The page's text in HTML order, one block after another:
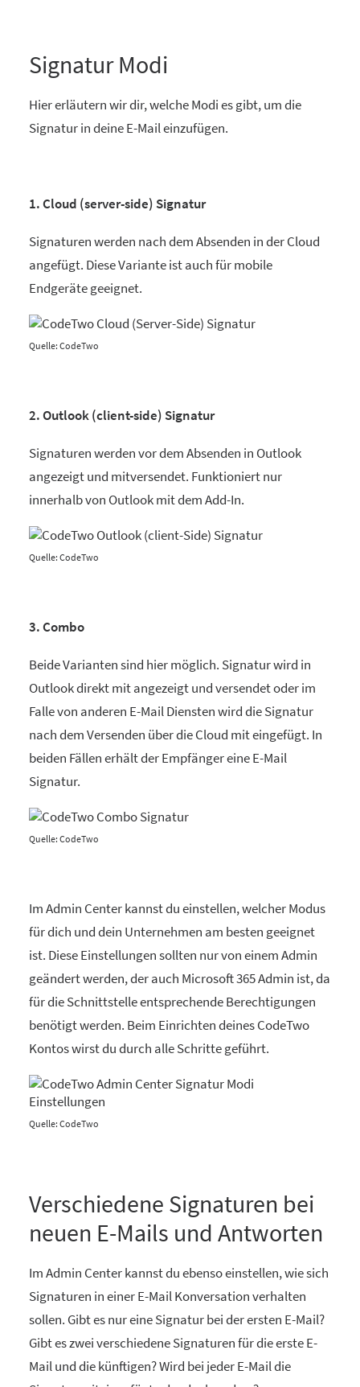
Signatur Modi
Hier erläutern wir dir, welche Modi es gibt, um die
Signatur in deine E-Mail einzufügen.
1. Cloud (server-side) Signatur
Signaturen werden nach dem Absenden in der Cloud
angefügt. Diese Variante ist auch für mobile
Endgeräte geeignet.
Quelle: CodeTwo
2. Outlook (client-side) Signatur
Signaturen werden vor dem Absenden in Outlook
angezeigt und mitversendet. Funktioniert nur
innerhalb von Outlook mit dem Add-In.
Quelle: CodeTwo
3. Combo
Beide Varianten sind hier möglich. Signatur wird in
Outlook direkt mit angezeigt und versendet oder im
Falle von anderen E-Mail Diensten wird die Signatur
nach dem Versenden über die Cloud mit eingefügt. In
beiden Fällen erhält der Empfänger eine E-Mail
Signatur.
Quelle: CodeTwo
Im Admin Center kannst du einstellen, welcher Modus
für dich und dein Unternehmen am besten geeignet
ist. Diese Einstellungen sollten nur von einem Admin
geändert werden, der auch Microsoft 365 Admin ist, da
für die Schnittstelle entsprechende Berechtigungen
benötigt werden. Beim Einrichten deines CodeTwo
Kontos wirst du durch alle Schritte geführt.
Quelle: CodeTwo
Verschiedene Signaturen bei
neuen E-Mails und Antworten
Im Admin Center kannst du ebenso einstellen, wie sich
Signaturen in einer E-Mail Konversation verhalten
sollen. Gibt es nur eine Signatur bei der ersten E-Mail?
Gibt es zwei verschiedene Signaturen für die erste E-
Mail und die künftigen? Wird bei jeder E-Mail die